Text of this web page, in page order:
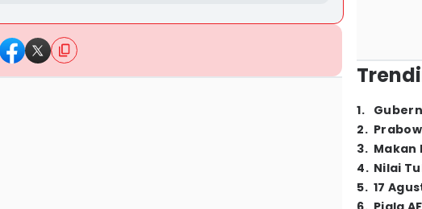
1.
2.
3. Makan
4. Nilai
5. 17